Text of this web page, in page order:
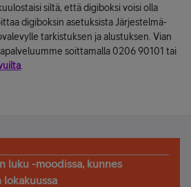
siltä, että digiboksi voisi olla
digiboksin asetuksista Järjestelmä-
tarkistuksen ja alustuksen. Vian
soittamalla 0206 90101 tai
luku -moodissa, kunnes
lokakuussa